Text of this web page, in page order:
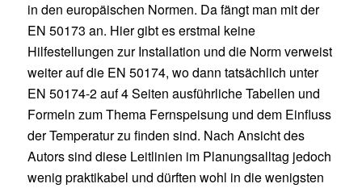
in den europäischen Normen. Da fängt man mit der
EN 50173 an. Hier gibt es erstmal keine
Hilfestellungen zur Installation und die Norm verweist
weiter auf die EN 50174, wo dann tatsächlich unter
EN 50174-2 auf 4 Seiten ausführliche Tabellen und
Formeln zum Thema Fernspeisung und dem Einfluss
der Temperatur zu finden sind. Nach Ansicht des
Autors sind diese Leitlinien im Planungsalltag jedoch
wenig praktikabel und dürften wohl in die wenigsten